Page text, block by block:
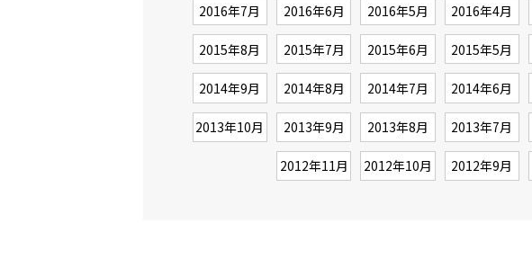
2016年7月 2016年6月 2016年5月 2016年4月
2015年8月 2015年7月 2015年6月 2015年5月
2014年9月 2014年8月 2014年7月 2014年6月
2013年10月 2013年9月 2013年8月 2013年7月
2012年11月 2012年10月 2012年9月